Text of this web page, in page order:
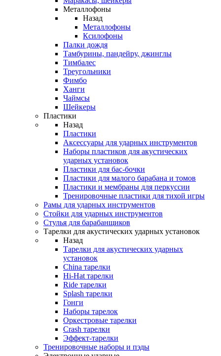
Металлофоны
Назад
Металлофоны
Ксилофоны
Палки дождя
Тамбурины, пандейру, джинглы
Тимбалес
Треугольники
Фимбо
Ханги
Чаймсы
Шейкеры
Пластики
Назад
Пластики
Аксессуары для ударных инструментов
Наборы пластиков для акустических
ударных установок
Пластики для бас-бочки
Пластики для малого барабана и томов
Пластики и мембраны для перкуссии
Тренировочные пластики для тихой игры
Рамы для ударных инструментов
Стойки для ударных инструментов
Стулья для барабанщиков
Тарелки для акустических ударных установок
Назад
Тарелки для акустических ударных
установок
China тарелки
Hi-Hat тарелки
Ride тарелки
Splash тарелки
Гонги
Наборы тарелок
Оркестровые тарелки
Сrash тарелки
Эффект-тарелки
Тренировочные наборы и пэды